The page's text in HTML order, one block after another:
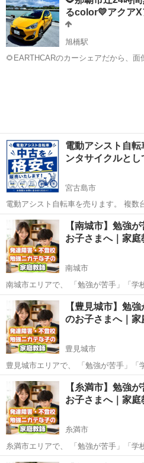
一日3300円か...
るcolor💛アクア
旭橋駅
🌻EARTHCARのカーシェアだから、
電動アシスト自
ンタサイクルとし
宮古島市
電動アシスト自転車を売ります。 複数
い合わせください。 レンタサイクルとしては使わなくなった車両を販
売いたします。 ５万円〜になります。 内容は、 自転車本体、バッテ
リー、充...
沖縄 宮古島市 その他 バッ
【南城市】勉強
お子さまへ｜家
南城市
南城市エリアで、 「勉強が苦手」「学
感じているお子さまや、 不登校・発達
を対象に、 家庭教師によるマンツーマン
教師のアーチ」は、...
沖縄 南城市 その他 不登校
【豊見城市】勉
のお子さまへ｜
豊見城市
豊見城市エリアで、 「勉強が苦手」「
と感じているお子さまや、 不登校・発
まを対象に、 家庭教師によるマンツーマ
庭教師のアーチ」は...
沖縄 豊見城市 その他 不登校
【糸満市】勉強
お子さまへ｜家
糸満市
糸満市エリアで、 「勉強が苦手」「学
感じているお子さまや、 不登校・発達